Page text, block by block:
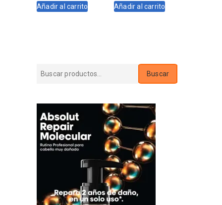
era:
es:
Añadir al carrito
era:
es:
Añadir al carrito
Buscar
Buscar